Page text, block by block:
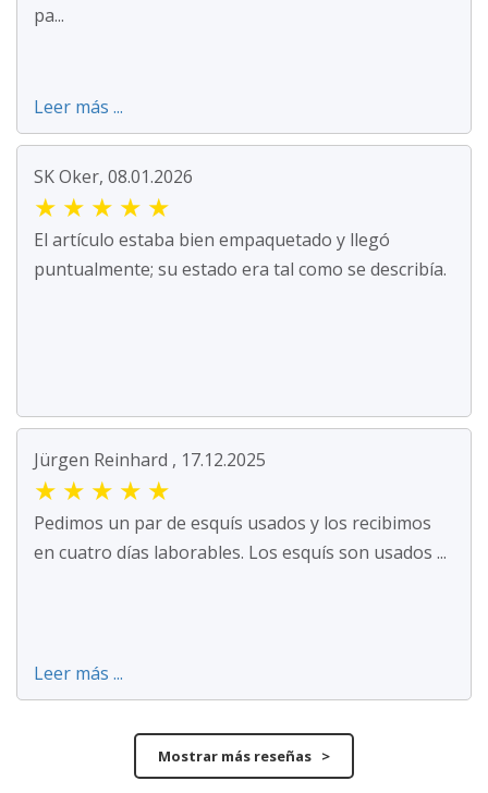
pa...
Leer más ...
SK Oker, 08.01.2026
★ ★ ★ ★ ★
El artículo estaba bien empaquetado y llegó
puntualmente; su estado era tal como se describía.
Jürgen Reinhard , 17.12.2025
★ ★ ★ ★ ★
Pedimos un par de esquís usados y los recibimos
en cuatro días laborables. Los esquís son usados ...
Leer más ...
Mostrar más reseñas >